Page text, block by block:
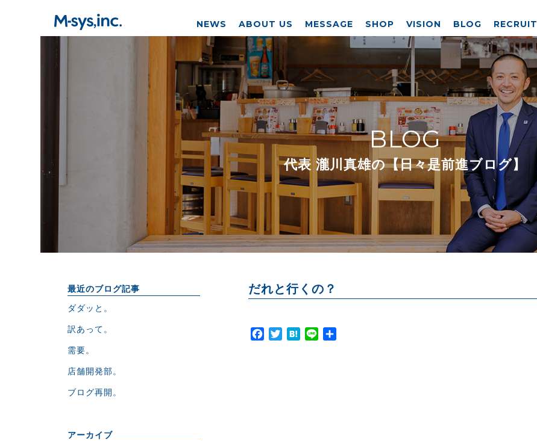
NEWS ABOUT US MESSAGE SHOP VISION BLOG RECRUIT
BLOG
代表 瀧川真雄の【日々是前進ブログ】
だれと行くの？
Facebook
TwitterHatena
Line
最近のブログ記事
ダダッと。
訳あって。
需要。
店舗開発部。
ブログ再開。
アーカイブ